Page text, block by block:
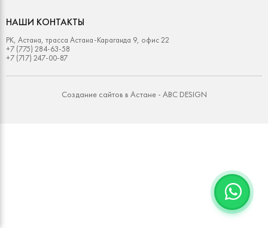
НАШИ КОНТАКТЫ
РК, Астана, трасса Астана-Караганда 9, офис 22
+7 (775) 284-63-58
+7 (717) 247-00-87
Создание сайтов в Астане - ABC DESIGN